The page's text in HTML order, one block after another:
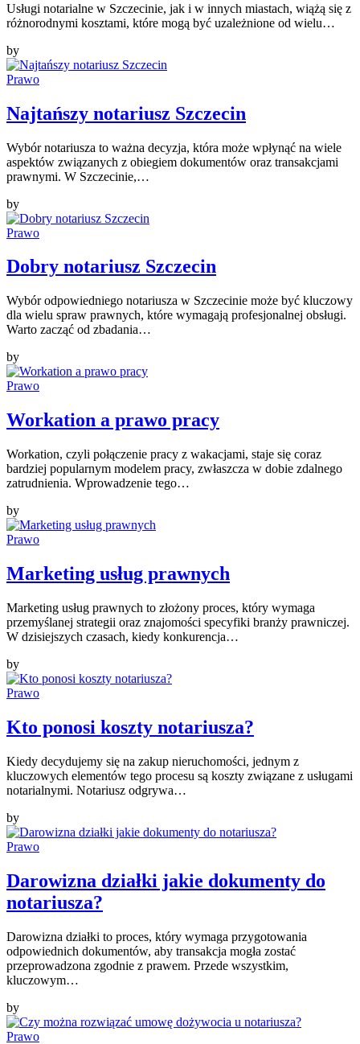
Usługi notarialne w Szczecinie, jak i w innych miastach, wiążą się z
różnorodnymi kosztami, które mogą być uzależnione od wielu…
by
Prawo
Najtańszy notariusz Szczecin
Wybór notariusza to ważna decyzja, która może wpłynąć na wiele
aspektów związanych z obiegiem dokumentów oraz transakcjami
prawnymi. W Szczecinie,…
by
Prawo
Dobry notariusz Szczecin
Wybór odpowiedniego notariusza w Szczecinie może być kluczowy
dla wielu spraw prawnych, które wymagają profesjonalnej obsługi.
Warto zacząć od zbadania…
by
Prawo
Workation a prawo pracy
Workation, czyli połączenie pracy z wakacjami, staje się coraz
bardziej popularnym modelem pracy, zwłaszcza w dobie zdalnego
zatrudnienia. Wprowadzenie tego…
by
Prawo
Marketing usług prawnych
Marketing usług prawnych to złożony proces, który wymaga
przemyślanej strategii oraz znajomości specyfiki branży prawniczej.
W dzisiejszych czasach, kiedy konkurencja…
by
Prawo
Kto ponosi koszty notariusza?
Kiedy decydujemy się na zakup nieruchomości, jednym z
kluczowych elementów tego procesu są koszty związane z usługami
notarialnymi. Notariusz odgrywa…
by
Prawo
Darowizna działki jakie dokumenty do
notariusza?
Darowizna działki to proces, który wymaga przygotowania
odpowiednich dokumentów, aby transakcja mogła zostać
przeprowadzona zgodnie z prawem. Przede wszystkim,
kluczowym…
by
Prawo